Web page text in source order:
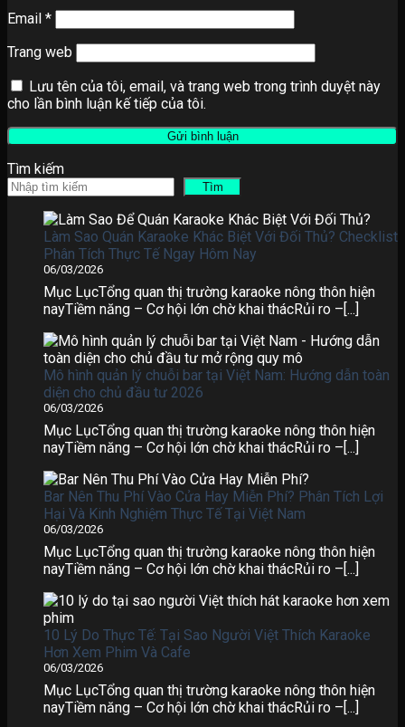
Email *
Trang web
Lưu tên của tôi, email, và trang web trong trình duyệt này
cho lần bình luận kế tiếp của tôi.
Tìm kiếm
Tìm
Làm Sao Quán Karaoke Khác Biệt Với Đối Thủ? Checklist
Phân Tích Thực Tế Ngay Hôm Nay
06/03/2026
Mục LụcTổng quan thị trường karaoke nông thôn hiện
nayTiềm năng – Cơ hội lớn chờ khai thácRủi ro –[...]
Mô hình quản lý chuỗi bar tại Việt Nam: Hướng dẫn toàn
diện cho chủ đầu tư 2026
06/03/2026
Mục LụcTổng quan thị trường karaoke nông thôn hiện
nayTiềm năng – Cơ hội lớn chờ khai thácRủi ro –[...]
Bar Nên Thu Phí Vào Cửa Hay Miễn Phí? Phân Tích Lợi
Hại Và Kinh Nghiệm Thực Tế Tại Việt Nam
06/03/2026
Mục LụcTổng quan thị trường karaoke nông thôn hiện
nayTiềm năng – Cơ hội lớn chờ khai thácRủi ro –[...]
10 Lý Do Thực Tế: Tại Sao Người Việt Thích Karaoke
Hơn Xem Phim Và Cafe
06/03/2026
Mục LụcTổng quan thị trường karaoke nông thôn hiện
nayTiềm năng – Cơ hội lớn chờ khai thácRủi ro –[...]